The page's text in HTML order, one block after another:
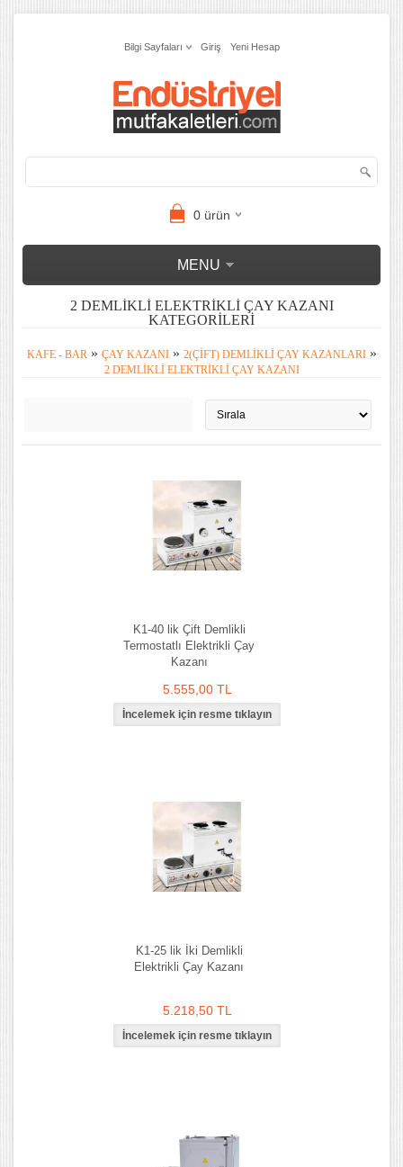
Bilgi Sayfaları Giriş Yeni Hesap
0ürün
MENU
2 DEMLIKLI ELEKTRIKLI ÇAY KAZANI
KATEGORILERI
KAFE - BAR » ÇAY KAZANI» 2(ÇIFT) DEMLIKLI ÇAY KAZANLARI»
2 DEMLIKLI ELEKTRIKLI ÇAY KAZANI
K1-40 lik Çift Demlikli
Termostatlı Elektrikli Çay
Kazanı
5.555,00 TL
K1-25 lik İki Demlikli
Elektrikli Çay Kazanı
5.218,50 TL